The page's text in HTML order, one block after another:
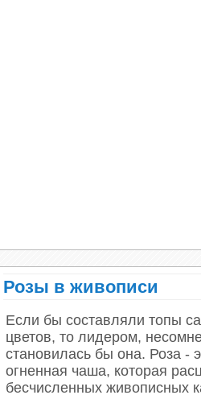
Розы в живописи
Если бы составляли топы
цветов, то лидером,
становилась бы она. Роза -
огненная чаша, которая
бесчисленных живописных